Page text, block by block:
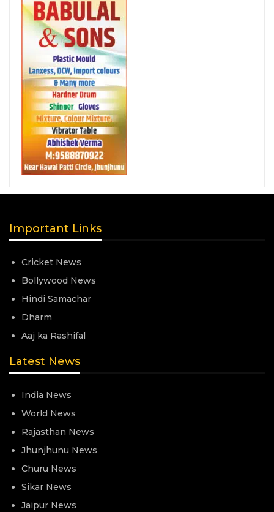
Important Links
Cricket News
Bollywood News
Hindi Samachar
Dharm
Aaj ka Rashifal
Latest News
India News
World News
Rajasthan News
Jhunjhunu News
Churu News
Sikar News
Jaipur News